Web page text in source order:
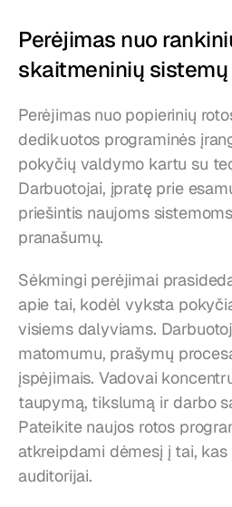
Perėjimas nuo
skaitmeninių sistemų
Perėjimas nuo popierinių
dedikuotos programinės
pokyčių valdymo kartu su
Darbuotojai, įpratę prie
priešintis naujoms
pranašumų.
Sėkmingi perėjimai
apie tai, kodėl vyksta
visiems dalyviams.
matomumu, prašymų
įspėjimais. Vadovai
taupymą, tikslumą ir darbo
Pateikite naujos rotos
atkreipdami dėmesį į tai,
auditorijai.